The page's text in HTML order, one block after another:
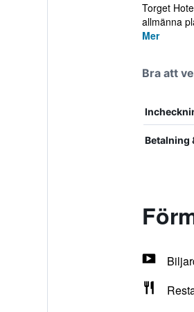
Torget
allmänna
Mer
Bra att
Betalning